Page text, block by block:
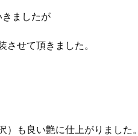
きましたが
させて頂きました。
も良い艶に仕上がりました。